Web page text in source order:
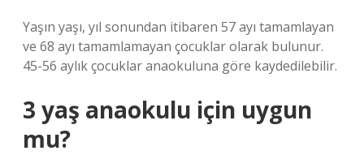
Yaşın yaşı, yıl sonundan itibaren 57 ayı tamamlayan
ve 68 ayı tamamlamayan çocuklar olarak bulunur.
45-56 aylık çocuklar anaokuluna göre kaydedilebilir.
3 yaş anaokulu için uygun
mu?